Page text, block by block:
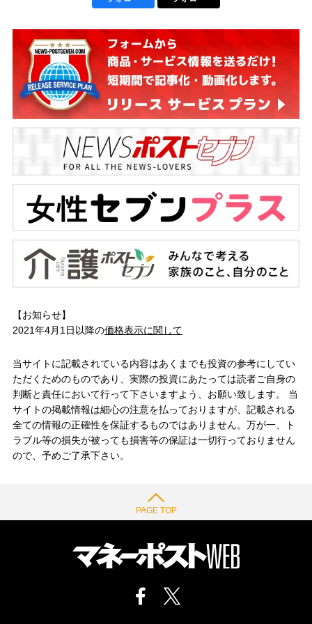
【お知らせ】
2021年4月1日以降の価格表示に関して
当サイトに記載されている内容はあくまでも投資の参考にしてい
ただくためのものであり、実際の投資にあたっては読者ご自身の
判断と責任において行って下さいますよう、お願い致します。 当
サイトの掲載情報は細心の注意を払っておりますが、記載される
全ての情報の正確性を保証するものではありません。万が一、ト
ラブル等の損失が被っても損害等の保証は一切行っておりません
ので、予めご了承下さい。
PAGE TOP